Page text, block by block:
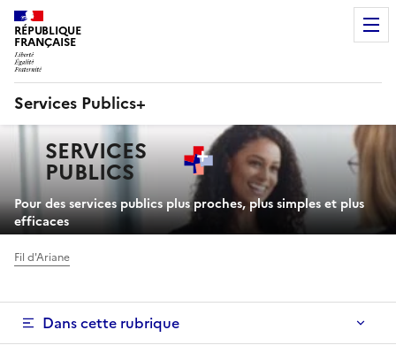
RÉPUBLIQUE
FRANÇAISE
Services Publics+
principaleSERVICES
PUBLICS+
Pour des services publics plus proches, plus simples et plus
efficaces
Fil d'Ariane
Dans cette rubrique